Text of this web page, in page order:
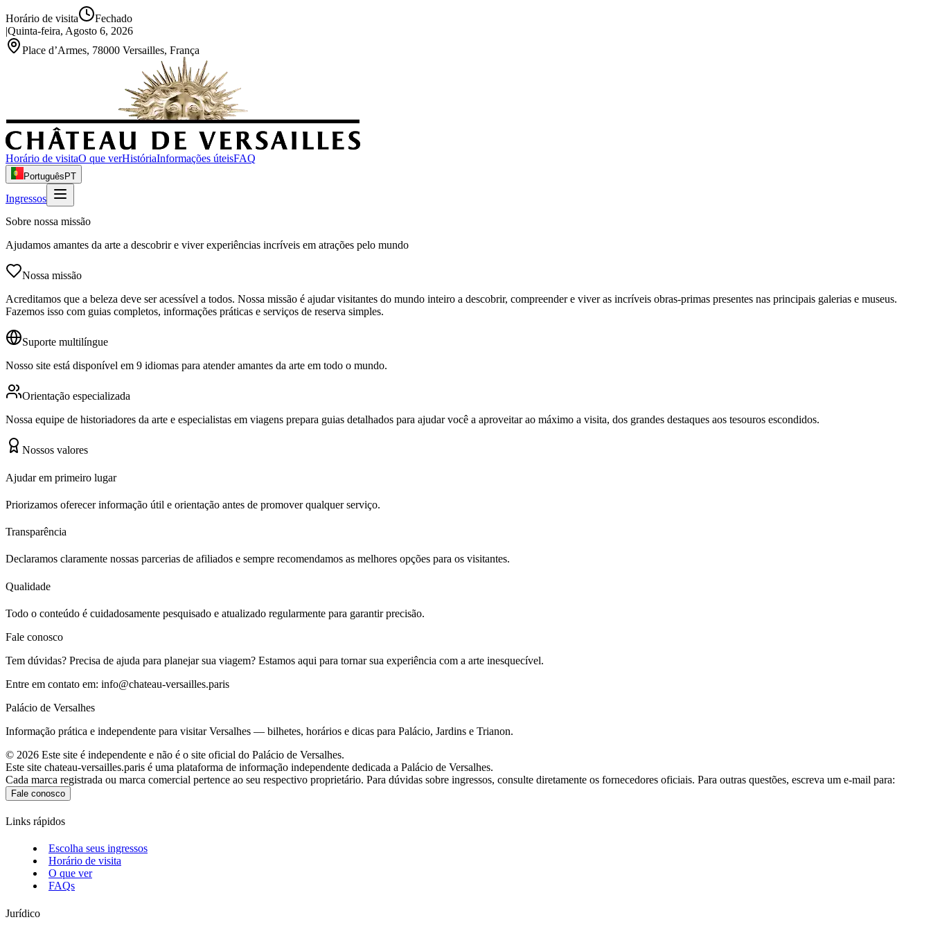
Horário de visita
Fechado
|Quinta-feira, Agosto 6, 2026
Place d’Armes, 78000 Versailles, França
Horário de visitaO que verHistóriaInformações úteisFAQ
Português PT
Ingressos
Sobre nossa missão
Ajudamos amantes da arte a descobrir e viver experiências incríveis em atrações pelo mundo
Nossa missão
Acreditamos que a beleza deve ser acessível a todos. Nossa missão é ajudar visitantes do mundo inteiro a descobrir, compreender e viver as incríveis obras-primas presentes nas principais galerias e museus.
Fazemos isso com guias completos, informações práticas e serviços de reserva simples.
Suporte multilíngue
Nosso site está disponível em 9 idiomas para atender amantes da arte em todo o mundo.
Orientação especializada
Nossa equipe de historiadores da arte e especialistas em viagens prepara guias detalhados para ajudar você a aproveitar ao máximo a visita, dos grandes destaques aos tesouros escondidos.
Nossos valores
Ajudar em primeiro lugar
Priorizamos oferecer informação útil e orientação antes de promover qualquer serviço.
Transparência
Declaramos claramente nossas parcerias de afiliados e sempre recomendamos as melhores opções para os visitantes.
Qualidade
Todo o conteúdo é cuidadosamente pesquisado e atualizado regularmente para garantir precisão.
Fale conosco
Tem dúvidas? Precisa de ajuda para planejar sua viagem? Estamos aqui para tornar sua experiência com a arte inesquecível.
Entre em contato em: info@chateau-versailles.paris
Palácio de Versalhes
Informação prática e independente para visitar Versalhes — bilhetes, horários e dicas para Palácio, Jardins e Trianon.
© 2026 Este site é independente e não é o site oficial do Palácio de Versalhes.
Este site chateau-versailles.paris é uma plataforma de informação independente dedicada a Palácio de Versalhes.
Cada marca registrada ou marca comercial pertence ao seu respectivo proprietário. Para dúvidas sobre ingressos, consulte diretamente os fornecedores oficiais. Para outras questões, escreva um e-mail para:
Fale conosco
Links rápidos
Escolha seus ingressos
Horário de visita
O que ver
FAQs
Jurídico